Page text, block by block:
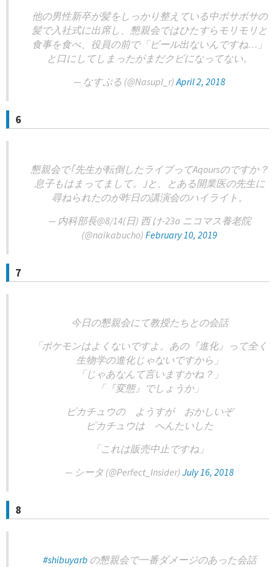
他の男性新卒が髪をしっかり整えている中ボサボサの
髪で入社式に出席し、懇親会ではひたすらモリモリと
食事を食べ、役員の前で「ビール出ないんですね…」
と口にしてしまったがまだクビになってない。
— なすぷる (@Nasupl_r)April 2, 2018
6
懇親会で｢先生が転倒したライブってAqoursのですか？
息子もはまってまして。｣と、とある開業医の先生に
尋ねられたのが昨日の講演会のハイライト。
— 内科部長@8/14(日) 西 け-23a ニコマス養老院
(@naikabucho) February 10, 2019
7
今日の懇親会にて教授たちとの会話
「ポケモンはよくないですよ。あの『進化』って全く
生物学の進化じゃないですから」
「じゃあなんて言いますかね？」
「『変態』でしょうか」
ピカチュウの ようすが おかしいぞ
ピカチュウは へんたいした
「これは販売中止ですね」
— シータ (@Perfect_Insider) July 16, 2018
8
#shibuyarb の懇親会で一番ダメージのあった会話